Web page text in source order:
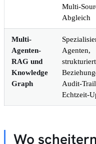
Multi-
Abgleich
Multi-
Agenten-
RAG und
Knowledge
Graph
Agenten,
Audit-
Echtzeit-
Wo